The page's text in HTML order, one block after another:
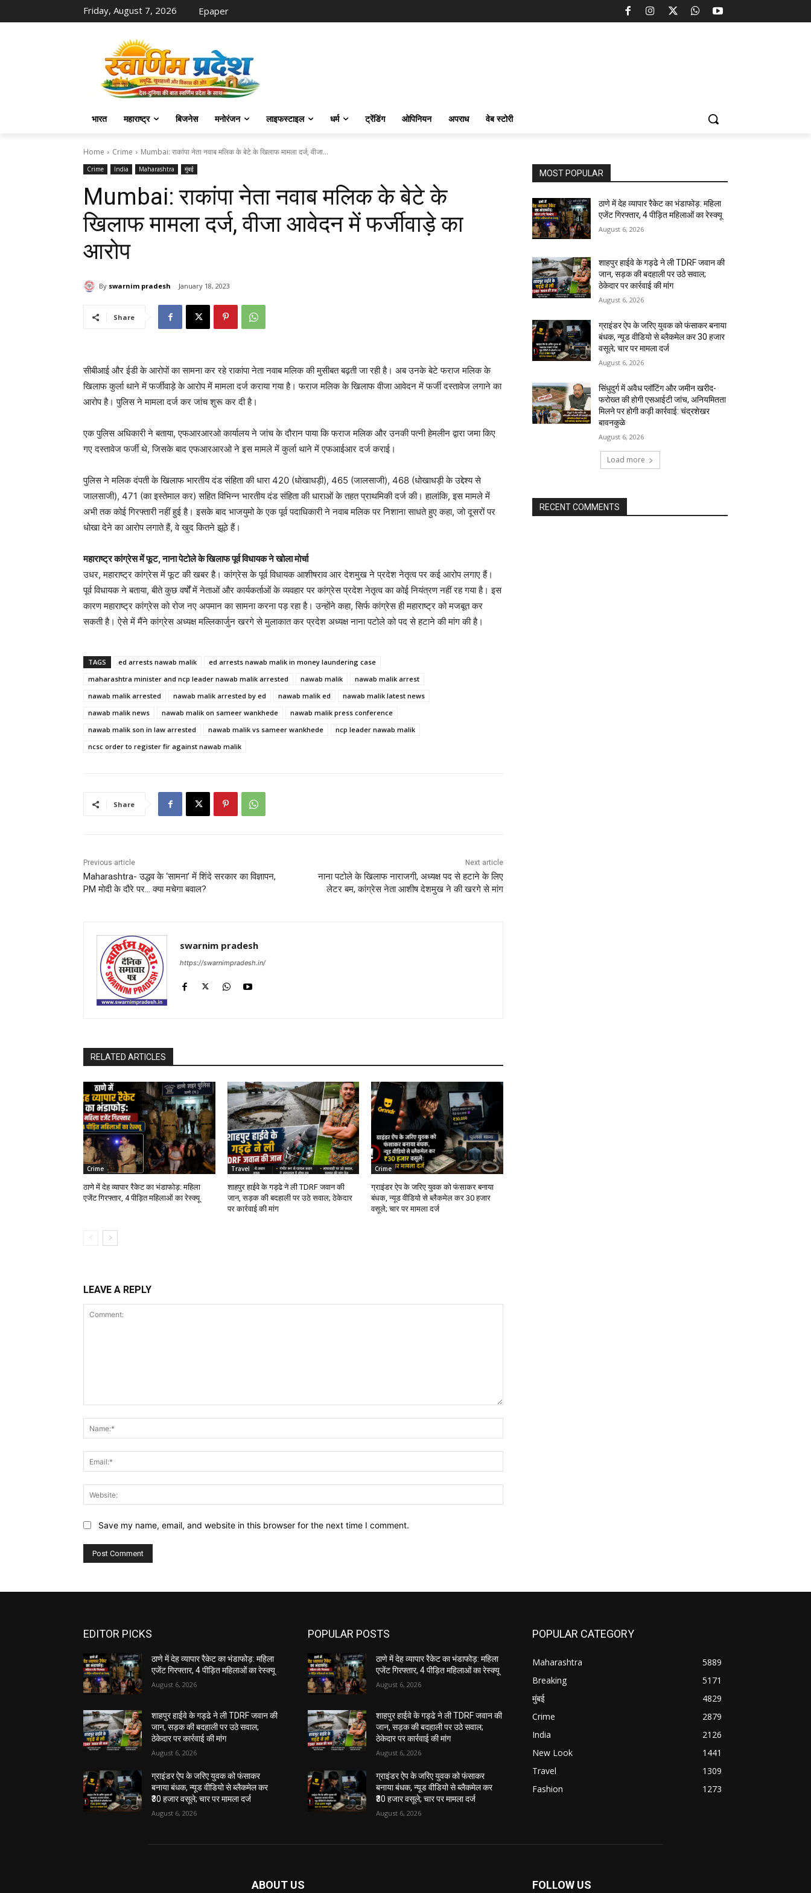
Friday, August 7, 2026 Epaper
भारत महाराष्ट्र बिजनेस मनोरंजन लाइफस्‍टाइल धर्म ट्रेंडिंग ओपिनियन अपराध वेब स्टोरी
Home Crime Mumbai: राकांपा नेता नवाब मलिक के बेटे के खिलाफ मामला दर्ज, वीजा...
Crime India Maharashtra मुंबई
Mumbai: राकांपा नेता नवाब मलिक के बेटे के
खिलाफ मामला दर्ज, वीजा आवेदन में फर्जीवाड़े का
आरोप
By swarnim pradesh January 18, 2023
Share
सीबीआई और ईडी के आरोपों का सामना कर रहे राकांपा नेता नवाब मलिक की मुसीबत बढ़ती जा रही है। अब उनके बेटे फराज मलिक के
खिलाफ कुर्ला थाने में फर्जीवाड़े के आरोप में मामला दर्ज कराया गया है। फराज मलिक के खिलाफ वीजा आवेदन में फर्जी दस्तावेज लगाने का
आरोप है। पुलिस ने मामला दर्ज कर जांच शुरू कर दी है।
एक पुलिस अधिकारी ने बताया, एफआरआरओ कार्यालय ने जांच के दौरान पाया कि फराज मलिक और उनकी पत्नी हेमलीन द्वारा जमा किए
गए दस्तावेज फर्जी थे, जिसके बाद एफआरआरओ ने इस मामले में कुर्ला थाने में एफआईआर दर्ज कराई।
पुलिस ने मलिक दंपती के खिलाफ भारतीय दंड संहिता की धारा 420 (धोखाधड़ी), 465 (जालसाजी), 468 (धोखाधड़ी के उद्देश्य से
जालसाजी), 471 (का इस्तेमाल कर) सहित विभिन्न भारतीय दंड संहिता की धाराओं के तहत प्राथमिकी दर्ज की। हालांकि, इस मामले में
अभी तक कोई गिरफ्तारी नहीं हुई है। इसके बाद भाजयुमो के एक पूर्व पदाधिकारी ने नवाब मलिक पर निशाना साधते हुए कहा, जो दूसरों पर
धोखा देने का आरोप लगाते हैं, वे खुद कितने झूठे हैं।
महाराष्ट्र कांग्रेस में फूट, नाना पेटोले के खिलाफ पूर्व विधायक ने खोला मोर्चा
उधर, महाराष्ट्र कांग्रेस में फूट की खबर है। कांग्रेस के पूर्व विधायक आशीषराव आर देशमुख ने प्रदेश नेतृत्व पर कई आरोप लगाए हैं।
पूर्व विधायक ने बताया, बीते कुछ वर्षों में नेताओं और कार्यकर्ताओं के व्यवहार पर कांग्रेस प्रदेश नेतृत्व का कोई नियंत्रण नहीं रह गया है। इस
कारण महाराष्ट्र कांग्रेस को रोज नए अपमान का सामना करना पड़ रहा है। उन्होंने कहा, सिर्फ कांग्रेस ही महाराष्ट्र को मजबूत कर
सकती है। ऐसे में मैंने कांग्रेस अध्यक्ष मल्लिकार्जुन खरगे से मुलाकात कर प्रदेश अध्यक्ष नाना पटोले को पद से हटाने की मांग की है।
TAGS ed arrests nawab malik
ed arrests nawab malik in money laundering case
maharashtra minister and ncp leader nawab malik arrested
nawab malik
nawab malik arrest
nawab malik arrested
nawab malik arrested by ed nawab malik ed
nawab malik latest news
nawab malik news
nawab malik on sameer wankhede
nawab malik press conference
nawab malik son in law arrested
nawab malik vs sameer wankhede
ncp leader nawab malik
ncsc order to register fir against nawab malik
Share
Previous article
Maharashtra- उद्धव के ‘सामना’ में शिंदे सरकार का विज्ञापन,
PM मोदी के दौरे पर… क्या मचेगा बवाल?
Next article
नाना पटोले के खिलाफ नाराजगी, अध्यक्ष पद से हटाने के लिए
लेटर बम, कांग्रेस नेता आशीष देशमुख ने की खरगे से मांग
swarnim pradesh
https://swarnimpradesh.in/
RELATED ARTICLES
Crime
ठाणे में देह व्यापार रैकेट का भंडाफोड़: महिला
एजेंट गिरफ्तार, 4 पीड़ित महिलाओं का रेस्क्यू
Travel
शाहपुर हाईवे के गड्ढे ने ली TDRF जवान की
जान, सड़क की बदहाली पर उठे सवाल; ठेकेदार
पर कार्रवाई की मांग
Crime
ग्राइंडर ऐप के जरिए युवक को फंसाकर बनाया
बंधक, न्यूड वीडियो से ब्लैकमेल कर ₹30 हजार
वसूले; चार पर मामला दर्ज
LEAVE A REPLY
Save my name, email, and website in this browser for the next time I comment.
MOST POPULAR
ठाणे में देह व्यापार रैकेट का भंडाफोड़: महिला
एजेंट गिरफ्तार, 4 पीड़ित महिलाओं का रेस्क्यू
August 6, 2026
शाहपुर हाईवे के गड्ढे ने ली TDRF जवान की
जान, सड़क की बदहाली पर उठे सवाल;
ठेकेदार पर कार्रवाई की मांग
August 6, 2026
ग्राइंडर ऐप के जरिए युवक को फंसाकर बनाया
बंधक, न्यूड वीडियो से ब्लैकमेल कर ₹30 हजार
वसूले; चार पर मामला दर्ज
August 6, 2026
सिंधुदुर्ग में अवैध प्लॉटिंग और जमीन खरीद-
फरोख्त की होगी एसआईटी जांच, अनियमितता
मिलने पर होगी कड़ी कार्रवाई: चंद्रशेखर
बावनकुळे
August 6, 2026
Load more
RECENT COMMENTS
EDITOR PICKS
ठाणे में देह व्यापार रैकेट का भंडाफोड़: महिला
एजेंट गिरफ्तार, 4 पीड़ित महिलाओं का रेस्क्यू
August 6, 2026
शाहपुर हाईवे के गड्ढे ने ली TDRF जवान की
जान, सड़क की बदहाली पर उठे सवाल;
ठेकेदार पर कार्रवाई की मांग
August 6, 2026
ग्राइंडर ऐप के जरिए युवक को फंसाकर
बनाया बंधक, न्यूड वीडियो से ब्लैकमेल कर
₹30 हजार वसूले; चार पर मामला दर्ज
August 6, 2026
POPULAR POSTS
ठाणे में देह व्यापार रैकेट का भंडाफोड़: महिला
एजेंट गिरफ्तार, 4 पीड़ित महिलाओं का रेस्क्यू
August 6, 2026
शाहपुर हाईवे के गड्ढे ने ली TDRF जवान की
जान, सड़क की बदहाली पर उठे सवाल;
ठेकेदार पर कार्रवाई की मांग
August 6, 2026
ग्राइंडर ऐप के जरिए युवक को फंसाकर
बनाया बंधक, न्यूड वीडियो से ब्लैकमेल कर
₹30 हजार वसूले; चार पर मामला दर्ज
August 6, 2026
POPULAR CATEGORY
Maharashtra
5889
Breaking
5171
मुंबई
4829
Crime
2879
India
2126
New Look
1441
Travel
1309
Fashion
1273
ABOUT US FOLLOW US